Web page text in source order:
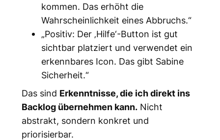
kommen. Das erhöht die
Wahrscheinlichkeit eines Abbruchs.“
„Positiv: Der ‚Hilfe‘-Button ist gut
sichtbar platziert und verwendet ein
erkennbares Icon. Das gibt Sabine
Sicherheit.“
Das sind Erkenntnisse, die ich direkt ins
Backlog übernehmen kann.Nicht
abstrakt, sondern konkret und
priorisierbar.